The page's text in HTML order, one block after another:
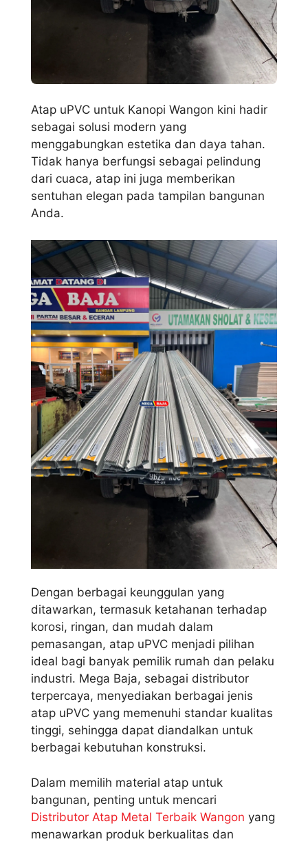
Atap uPVC untuk Kanopi Wangon kini hadir
sebagai solusi modern yang
menggabungkan estetika dan daya tahan.
Tidak hanya berfungsi sebagai pelindung
dari cuaca, atap ini juga memberikan
sentuhan elegan pada tampilan bangunan
Anda.
Dengan berbagai keunggulan yang
ditawarkan, termasuk ketahanan terhadap
korosi, ringan, dan mudah dalam
pemasangan, atap uPVC menjadi pilihan
ideal bagi banyak pemilik rumah dan pelaku
industri. Mega Baja, sebagai distributor
terpercaya, menyediakan berbagai jenis
atap uPVC yang memenuhi standar kualitas
tinggi, sehingga dapat diandalkan untuk
berbagai kebutuhan konstruksi.
Dalam memilih material atap untuk
bangunan, penting untuk mencari
Distributor Atap Metal Terbaik Wangon yang
menawarkan produk berkualitas dan